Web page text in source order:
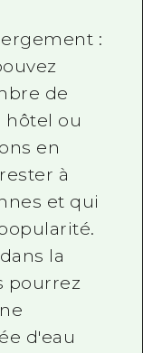
:
de
hôtel ou
en
à
et qui
la
pourrez
d'eau